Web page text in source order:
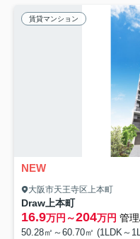
賃貸マンション
NEW
大阪市天王寺区上本町
Draw上本町
16.9万円～204万円 管
50.28㎡～60.70㎡ (1LDK～